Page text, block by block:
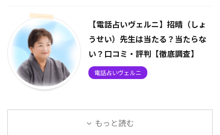
【電話占いヴェルニ】招晴（しょ
うせい）先生は当たる？当たらな
い？口コミ・評判【徹底調査】
電話占いヴェルニ
もっと読む